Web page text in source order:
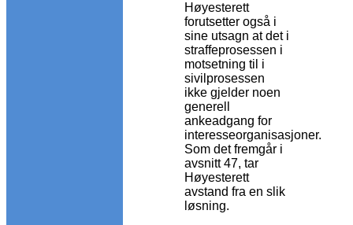
Høyesterett
forutsetter også i
sine utsagn at det i
straffeprosessen i
motsetning til i
sivilprosessen
ikke gjelder noen
generell
ankeadgang for
interesseorganisasjoner.
Som det fremgår i
avsnitt 47, tar
Høyesterett
avstand fra en slik
løsning.